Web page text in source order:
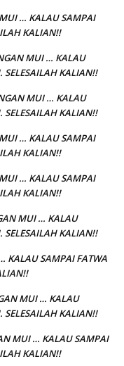
… KALAU SAMPAI
KALIAN!!
MUI … KALAU
SELESAILAH KALIAN!!
MUI … KALAU
SELESAILAH KALIAN!!
… KALAU SAMPAI
KALIAN!!
… KALAU SAMPAI
KALIAN!!
MUI … KALAU
SELESAILAH KALIAN!!
KALAU SAMPAI FATWA
MUI … KALAU
SELESAILAH KALIAN!!
MUI … KALAU SAMPAI
KALIAN!!